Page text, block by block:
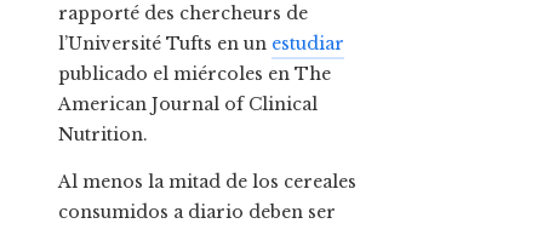
rapporté des chercheurs de
l’Université Tufts en un estudiar
publicado el miércoles en The
American Journal of Clinical
Nutrition.
Al menos la mitad de los cereales
consumidos a diario deben ser